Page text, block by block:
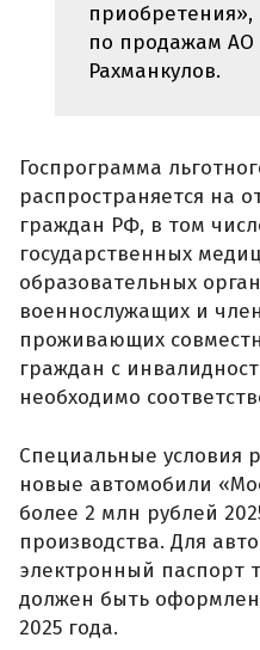
по продажам АО
Рахманкулов.
Госпрограмма
распространяется на
граждан РФ, в том
государственных
образовательных
военнослужащих и
проживающих
граждан с
необходимо
Специальные условия
новые автомобили
более 2 млн рублей
производства. Для
электронный паспорт
должен быть
2025 года.